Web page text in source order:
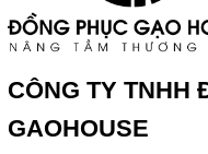
CÔNG TY TNHH
GAOHOUSE